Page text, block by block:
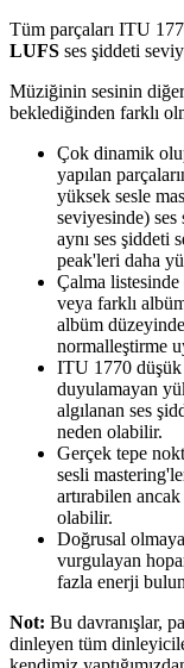
Tüm parçaları ITU
LUFS ses şiddeti
Müziğinin sesinin
beklediğinden farklı
Çok dinamik
yapılan
yüksek sesle
seviyesinde)
aynı ses şiddeti
peak'leri daha
Çalma listesinde
veya farklı
albüm
normalleştirme
ITU 1770 düşük
duyulamayan
algılanan ses
neden olabilir.
Gerçek tepe
sesli
artırabilen
olabilir.
Doğrusal
vurgulayan
fazla enerji
Not: Bu davranışlar,
dinleyen tüm